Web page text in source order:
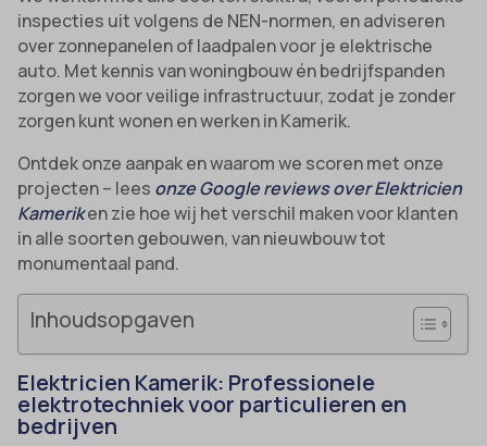
inspecties uit volgens de NEN-normen, en adviseren
over zonnepanelen of laadpalen voor je elektrische
auto. Met kennis van woningbouw én bedrijfspanden
zorgen we voor veilige infrastructuur, zodat je zonder
zorgen kunt wonen en werken in Kamerik.
Ontdek onze aanpak en waarom we scoren met onze
projecten – lees onze Google reviews over Elektricien
Kameriken zie hoe wij het verschil maken voor klanten
in alle soorten gebouwen, van nieuwbouw tot
monumentaal pand.
Inhoudsopgaven
Elektricien Kamerik: Professionele
elektrotechniek voor particulieren en
bedrijven